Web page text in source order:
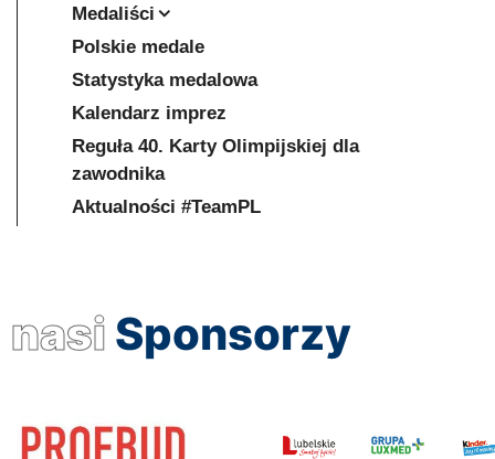
Medaliści
Polskie medale
Statystyka medalowa
Kalendarz imprez
Reguła 40. Karty Olimpijskiej dla
zawodnika
Aktualności #TeamPL
nasi Sponsorzy